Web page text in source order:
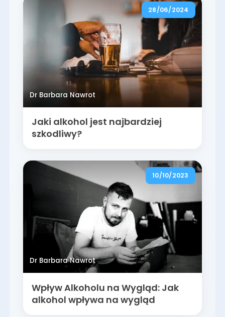
28/06/2024
Dr Barbara Nawrot
Jaki alkohol jest najbardziej
szkodliwy?
10/10/2023
Dr Barbara Nawrot
Wpływ Alkoholu na Wygląd: Jak
alkohol wpływa na wygląd